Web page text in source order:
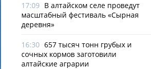
17:09 В алтайском селе проведут
масштабный фестиваль «Сырная
деревня»
16:30 657 тысяч тонн грубых и
сочных кормов заготовили
алтайские аграрии